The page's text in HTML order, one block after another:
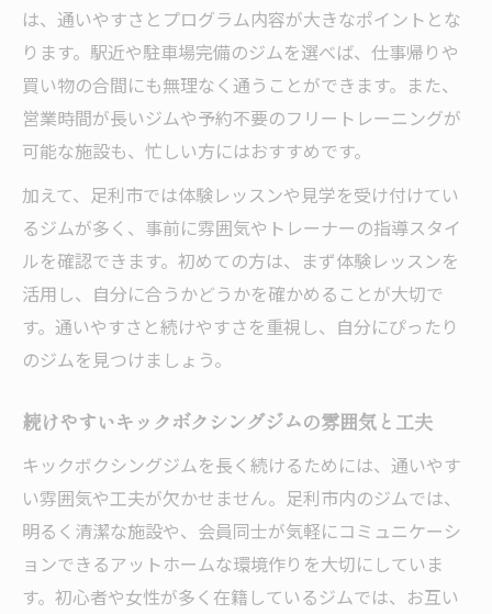
は、通いやすさとプログラム内容が大きなポイントとな
ります。駅近や駐車場完備のジムを選べば、仕事帰りや
買い物の合間にも無理なく通うことができます。また、
営業時間が長いジムや予約不要のフリートレーニングが
可能な施設も、忙しい方にはおすすめです。
加えて、足利市では体験レッスンや見学を受け付けてい
るジムが多く、事前に雰囲気やトレーナーの指導スタイ
ルを確認できます。初めての方は、まず体験レッスンを
活用し、自分に合うかどうかを確かめることが大切で
す。通いやすさと続けやすさを重視し、自分にぴったり
のジムを見つけましょう。
続けやすいキックボクシングジムの雰囲気と工夫
キックボクシングジムを長く続けるためには、通いやす
い雰囲気や工夫が欠かせません。足利市内のジムでは、
明るく清潔な施設や、会員同士が気軽にコミュニケーシ
ョンできるアットホームな環境作りを大切にしていま
す。初心者や女性が多く在籍しているジムでは、お互い